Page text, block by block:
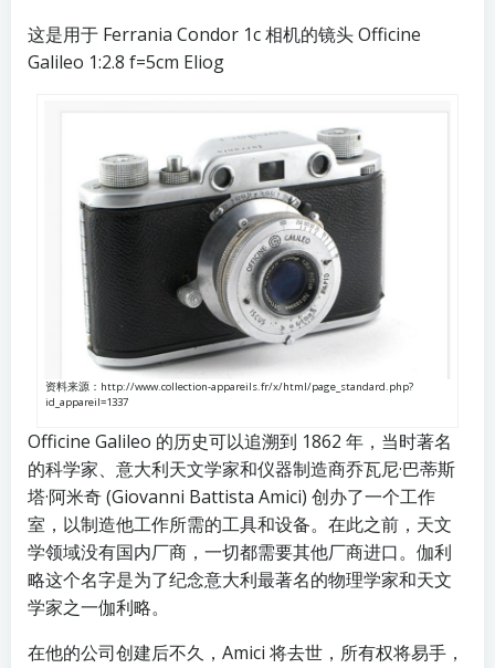
这是用于 Ferrania Condor 1c 相机的镜头 Officine
Galileo 1:2.8 f=5cm Eliog
资料来源：http://www.collection-appareils.fr/x/html/page_standard.php?
id_appareil=1337
Officine Galileo 的历史可以追溯到 1862 年，当时著名
的科学家、意大利天文学家和仪器制造商乔瓦尼·巴蒂斯
塔·阿米奇 (Giovanni Battista Amici) 创办了一个工作
室，以制造他工作所需的工具和设备。在此之前，天文
学领域没有国内厂商，一切都需要其他厂商进口。伽利
略这个名字是为了纪念意大利最著名的物理学家和天文
学家之一伽利略。
在他的公司创建后不久，Amici 将去世，所有权将易手，